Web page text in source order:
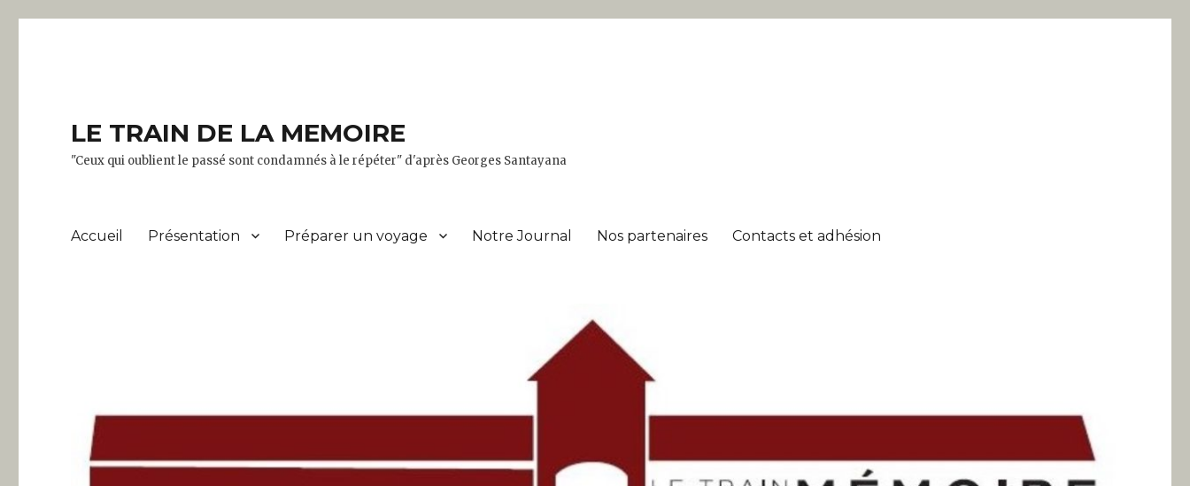
LE TRAIN DE LA MEMOIRE
"Ceux qui oublient le passé sont condamnés à le répéter" d'après Georges Santayana
Accueil Présentation Préparer un voyage Notre Journal Nos partenaires Contacts et adhésion